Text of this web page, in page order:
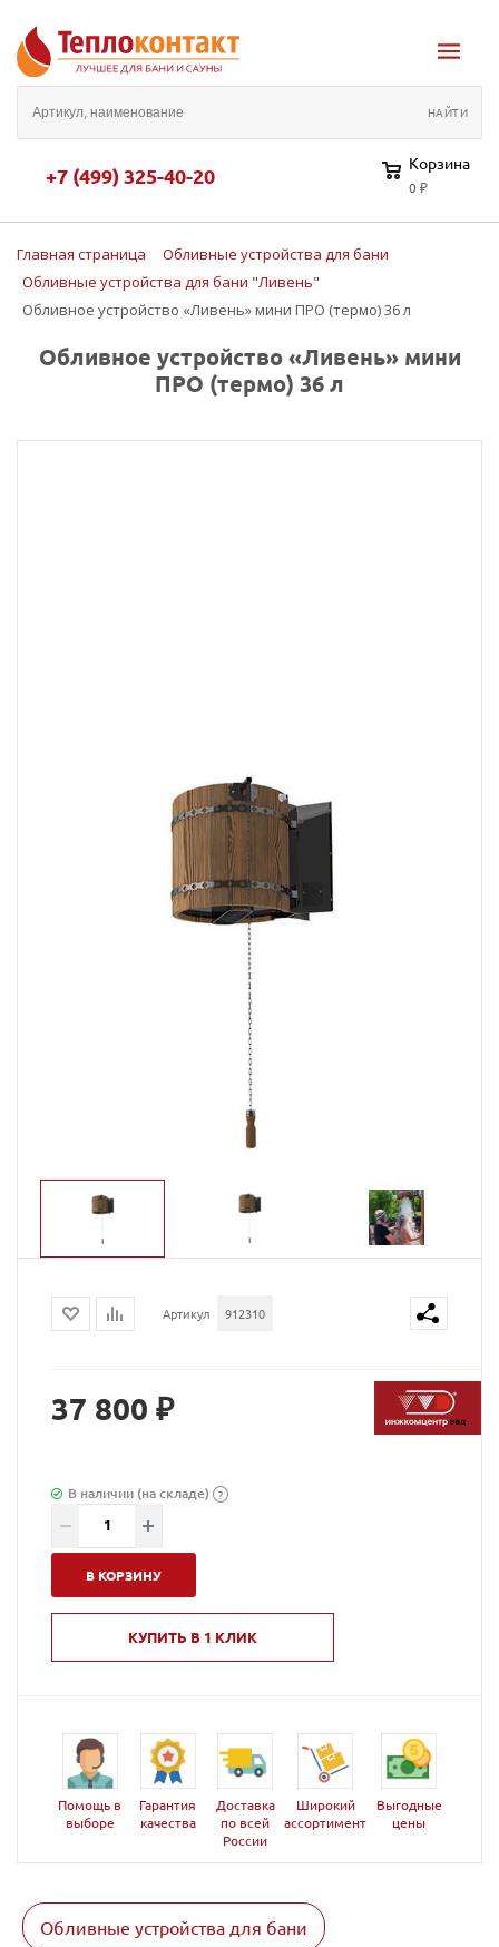
+7 (499) 325-40-20 Корзина
0 ₽
Главная страница
Обливные устройства для бани
Обливные устройства для бани "Ливень"
Обливное устройство «Ливень» мини ПРО (термо) 36 л
Обливное устройство «Ливень» мини
ПРО (термо) 36 л
Артикул 912310
37 800 ₽
В наличии (на складе) ?
В КОРЗИНУ
КУПИТЬ В 1 КЛИК
Помощь в
выборе
Гарантия
качества
Доставка
по всей
России
Широкий
ассортимент
Выгодные
цены
Обливные устройства для бани